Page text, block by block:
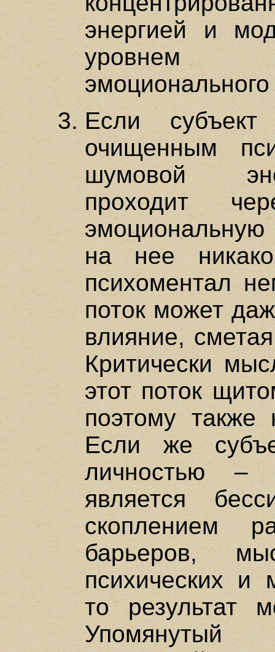
энергией и
уровнем
Если субъект
очищенным
шумовой
проходит
на нее
психоментал
поток может
влияние,
Критически
этот поток
поэтому также
Если же
личностью –
является
скоплением
барьеров,
психических и
то результат